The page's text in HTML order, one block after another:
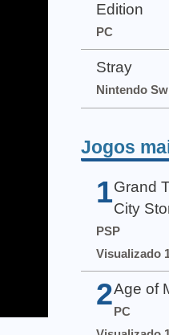
Edition
PC
Stray
Nintendo
Jogos
1 Grand
City
PSP
Visualizado
2Age of
PC